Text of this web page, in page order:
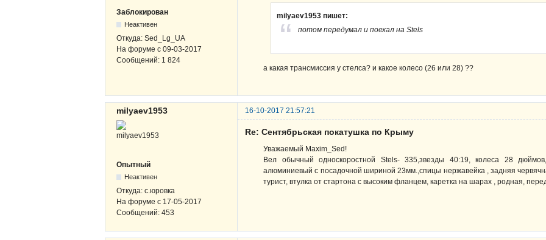
Заблокирован
Неактивен
Откуда: Sed_Lg_UA
На форуме с 09-03-2017
Сообщений: 1 824
milyaev1953 пишет:
потом передумал и поехал на Stels
а какая трансмиссия у стелса? и какое колесо (26 или 28) ??
milyaev1953 16-10-2017 21:57:21
Опытный
Неактивен
Откуда: с.юровка
На форуме с 17-05-2017
Сообщений: 453
Re: Сентябрьская покатушка по Крыму
Уважаемый Maxim_Sed!
Вел обычный односкоростной Stels- 335,звезды 40:19, колеса 28
алюминиевый с посадочной шириной 23мм.,спицы нержавейка , задняя
турист, втулка от стартона с высоким фланцем, каретка на шарах , родная,